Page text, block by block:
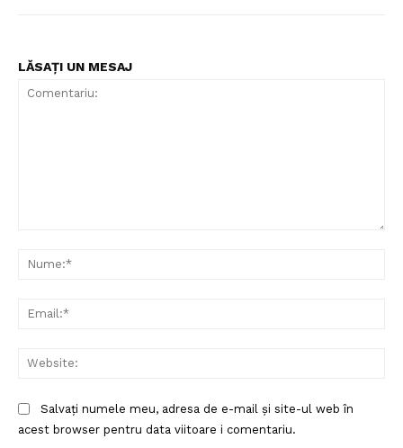
Contact
LĂSAȚI UN MESAJ
Salvați numele meu, adresa de e-mail și site-ul web în
acest browser pentru data viitoare i comentariu.